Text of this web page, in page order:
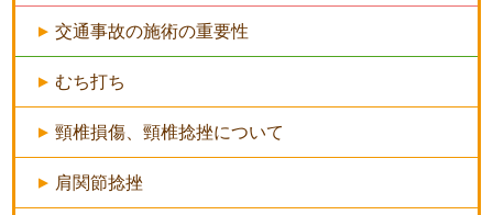
交通事故の施術の重要性
むち打ち
頸椎損傷、頸椎捻挫について
肩関節捻挫